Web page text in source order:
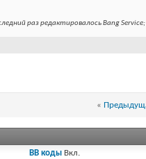
раз редактировалось Bang
«
BB коды Вкл.